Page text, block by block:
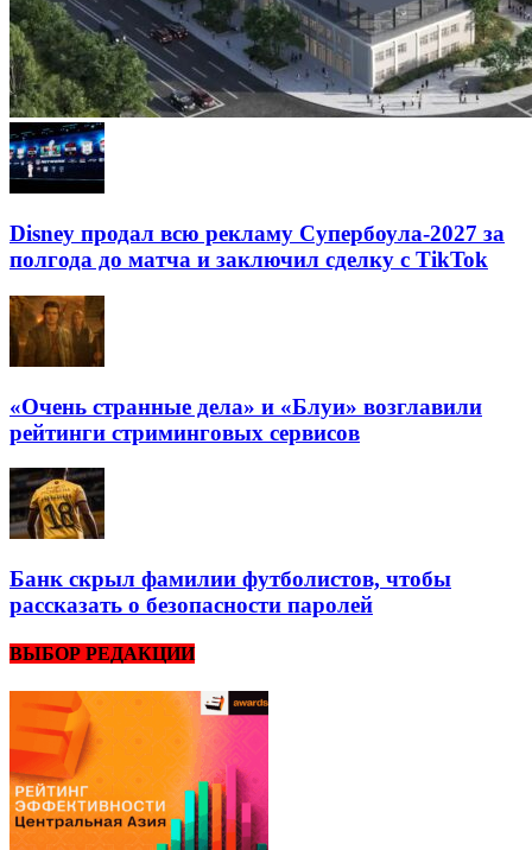
Disney продал всю рекламу Супербоула-2027 за
полгода до матча и заключил сделку с TikTok
«Очень странные дела» и «Блуи» возглавили
рейтинги стриминговых сервисов
Банк скрыл фамилии футболистов, чтобы
рассказать о безопасности паролей
ВЫБОР РЕДАКЦИИ